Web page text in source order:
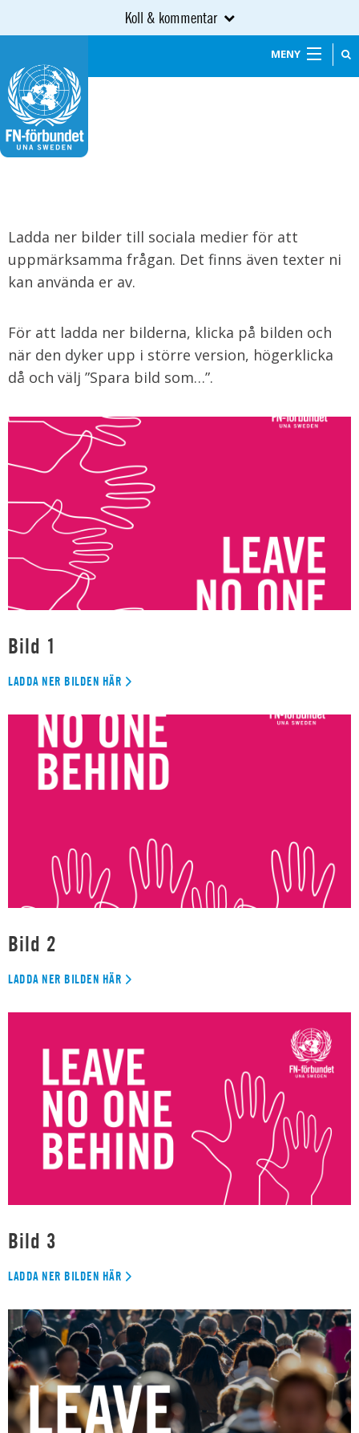
Koll & kommentar
MENY
Ladda ner bilder till sociala medier för att
uppmärksamma frågan. Det finns även texter ni
kan använda er av.
För att ladda ner bilderna, klicka på bilden och
när den dyker upp i större version, högerklicka
då och välj ”Spara bild som…”.
Bild 1
LADDA NER BILDEN HÄR
Bild 2
LADDA NER BILDEN HÄR
Bild 3
LADDA NER BILDEN HÄR